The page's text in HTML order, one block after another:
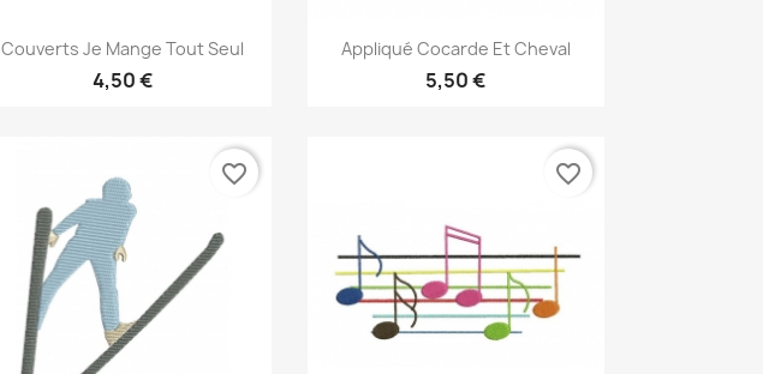
Aperçu rapide
Couverts Je Mange Tout Seul
4,50 €
Aperçu rapide
Appliqué Cocarde Et Cheval
5,50 €
favorite_border favorite_border